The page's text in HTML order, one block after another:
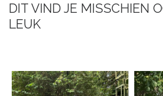
DIT VIND JE MISSCHIEN
LEUK